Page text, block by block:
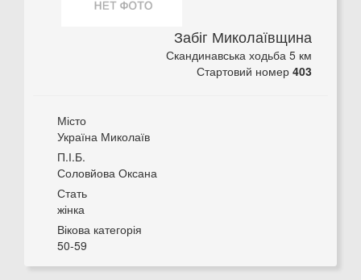
Забіг Миколаївщина
Скандинавська ходьба 5 км
Стартовий номер 403
Місто
Україна Миколаїв
П.І.Б.
Соловйова Оксана
Стать
жінка
Вікова категорія
50-59